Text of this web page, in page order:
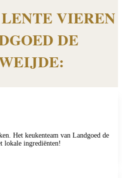
VIEREN
DE
Het keukenteam van Landgoed de
lokale ingrediënten!